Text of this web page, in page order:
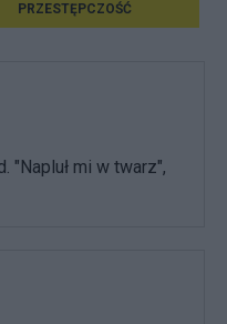
PRZESTĘPCZOŚĆ
"Napluł mi w twarz",